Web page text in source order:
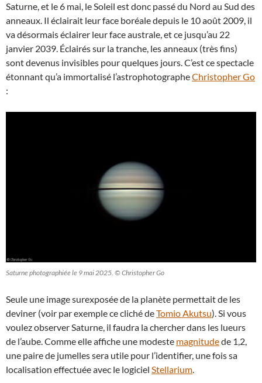
Saturne, et le 6 mai, le Soleil est donc passé du Nord au Sud des
anneaux. Il éclairait leur face boréale depuis le 10 août 2009, il
va désormais éclairer leur face australe, et ce jusqu’au 22
janvier 2039. Éclairés sur la tranche, les anneaux (très fins)
sont devenus invisibles pour quelques jours. C’est ce spectacle
étonnant qu’a immortalisé l’astrophotographeChristopher Go
:
Saturne photographiée le 9 mai 2025. © Christopher Go
Seule une image surexposée de la planète permettait de les
deviner (voir par exemple ce cliché deTomio Akutsu). Si vous
voulez observer Saturne, il faudra la chercher dans les lueurs
de l’aube. Comme elle affiche une modeste magnitudede 1,2,
une paire de jumelles sera utile pour l’identifier, une fois sa
localisation effectuée avec le logiciel Stellarium.